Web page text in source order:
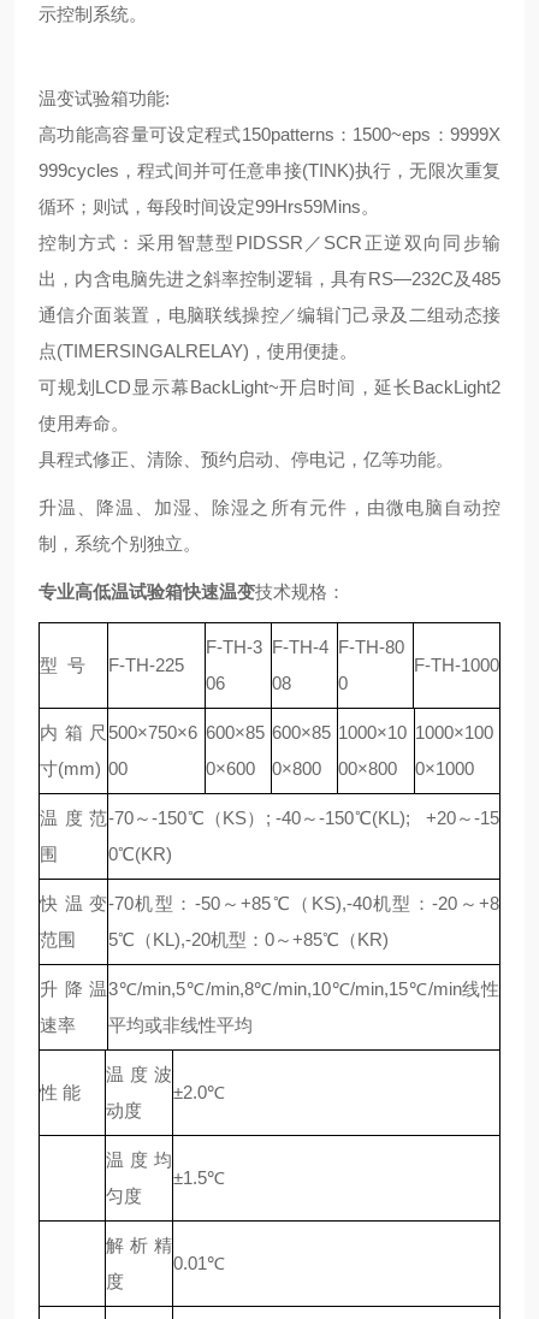
示控制系统。
温变试验箱功能:
高功能高容量可设定程式150patterns：1500~eps：9999X
999cycles，程式间并可任意串接(TINK)执行，无限次重复
循环；则试，每段时间设定99Hrs59Mins。
控制方式：采用智慧型PIDSSR／SCR正逆双向同步输
出，内含电脑先进之斜率控制逻辑，具有RS—232C及485
通信介面装置，电脑联线操控／编辑门己录及二组动态接
点(TIMERSINGALRELAY)，使用便捷。
可规划LCD显示幕BackLight~开启时间，延长BackLight2
使用寿命。
具程式修正、清除、预约启动、停电记，亿等功能。
升温、降温、加湿、除湿之所有元件，由微电脑自动控
制，系统个别独立。
专业高低温试验箱快速温变技术规格：
型 号 F-TH-225
F-TH-3
06
F-TH-4
08
F-TH-80
0
F-TH-1000
内箱尺
寸(mm)
500×750×6
00
600×85
0×600
600×85
0×800
1000×10
00×800
1000×100
0×1000
温度范
围
-70～-150℃（KS）; -40～-150℃(KL); +20～-15
0℃(KR)
快温变
范围
-70机型：-50～+85℃（KS),-40机型：-20～+8
5℃（KL),-20机型：0～+85℃（KR)
升降温
速率
3℃/min,5℃/min,8℃/min,10℃/min,15℃/min线性
平均或非线性平均
性 能
温度波
动度
±2.0℃
温度均
匀度
±1.5℃
解析精
度
0.01℃